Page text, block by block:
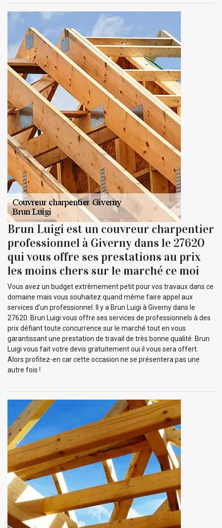
Brun Luigi est un couvreur charpentier
professionnel à Giverny dans le 27620
qui vous offre ses prestations au prix
les moins chers sur le marché ce moi
Vous avez un budget extrêmement petit pour vos travaux dans ce
domaine mais vous souhaitez quand même faire appel aux
services d’un professionnel. Il y a Brun Luigi à Giverny dans le
27620. Brun Luigi vous offre ses services de professionnels à des
prix défiant toute concurrence sur le marché tout en vous
garantissant une prestation de travail de très bonne qualité. Brun
Luigi vous fait votre devis gratuitement oui il vous sera offert.
Alors profitez-en car cette occasion ne se présentera pas une
autre fois !